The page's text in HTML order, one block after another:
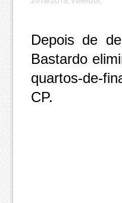
Depois de
Bastardo
quartos-de-
CP.